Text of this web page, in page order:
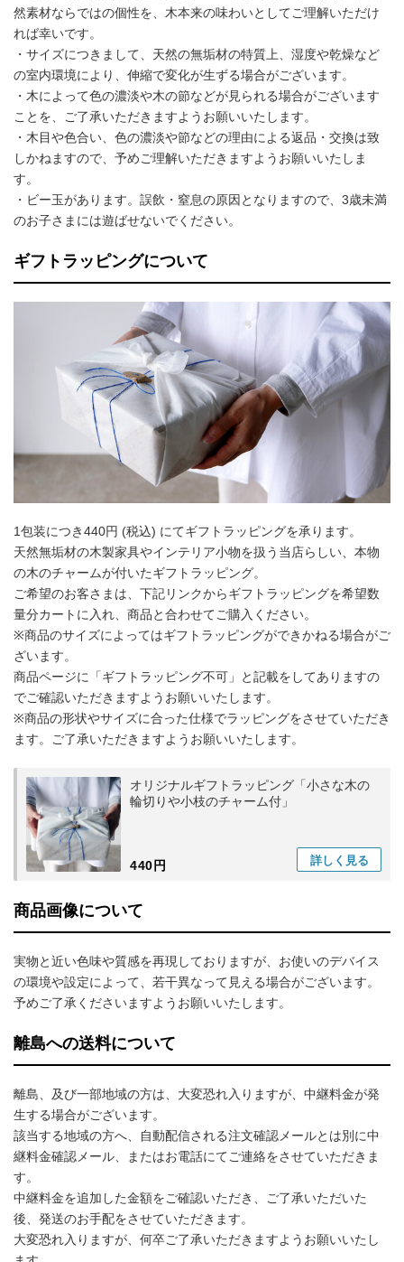
然素材ならではの個性を、木本来の味わいとしてご理解いただけ
れば幸いです。
・サイズにつきまして、天然の無垢材の特質上、湿度や乾燥など
の室内環境により、伸縮で変化が生ずる場合がございます。
・木によって色の濃淡や木の節などが見られる場合がございます
ことを、ご了承いただきますようお願いいたします。
・木目や色合い、色の濃淡や節などの理由による返品・交換は致
しかねますので、予めご理解いただきますようお願いいたしま
す。
・ビー玉があります。誤飲・窒息の原因となりますので、3歳未満
のお子さまには遊ばせないでください。
ギフトラッピングについて
1包装につき440円 (税込) にてギフトラッピングを承ります。
天然無垢材の木製家具やインテリア小物を扱う当店らしい、本物
の木のチャームが付いたギフトラッピング。
ご希望のお客さまは、下記リンクからギフトラッピングを希望数
量分カートに入れ、商品と合わせてご購入ください。
※商品のサイズによってはギフトラッピングができかねる場合がご
ざいます。
商品ページに「ギフトラッピング不可」と記載をしてありますの
でご確認いただきますようお願いいたします。
※商品の形状やサイズに合った仕様でラッピングをさせていただき
ます。ご了承いただきますようお願いいたします。
オリジナルギフトラッピング「小さな木の
輪切りや小枝のチャーム付」
440円 詳しく 見る
商品画像について
実物と近い色味や質感を再現しておりますが、お使いのデバイス
の環境や設定によって、若干異なって見える場合がございます。
予めご了承くださいますようお願いいたします。
離島への送料について
離島、及び一部地域の方は、大変恐れ入りますが、中継料金が発
生する場合がございます。
該当する地域の方へ、自動配信される注文確認メールとは別に中
継料金確認メール、またはお電話にてご連絡をさせていただきま
す。
中継料金を追加した金額をご確認いただき、ご了承いただいた
後、発送のお手配をさせていただきます。
大変恐れ入りますが、何卒ご了承いただきますようお願いいたし